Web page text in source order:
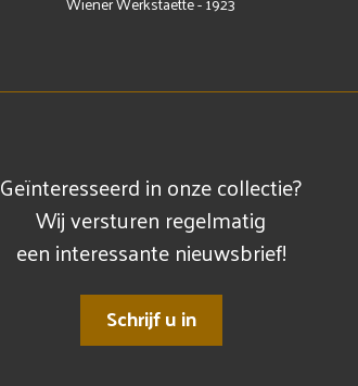
Geïnteresseerd in onze collectie?
Wij versturen regelmatig
een interessante nieuwsbrief!
Schrijf u in